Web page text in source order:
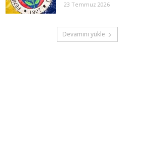
23 Temmuz 2026
Devamını yükle